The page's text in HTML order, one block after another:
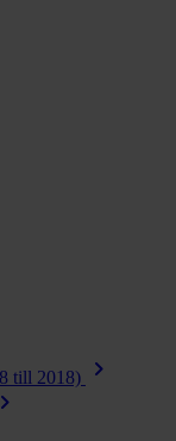
till 2018) chevron_right
chevron_right